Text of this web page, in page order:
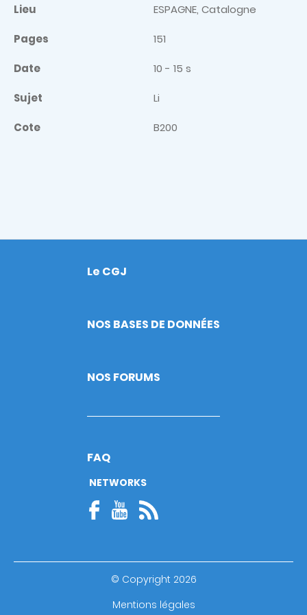
Lieu ESPAGNE, Catalogne
Pages 151
Date 10 - 15 s
Sujet Li
Cote B200
Footer
Le CGJ
NOS BASES DE DONNÉES
NOS FORUMS
FAQ
NETWORKS
© Copyright 2026
Mentions légales